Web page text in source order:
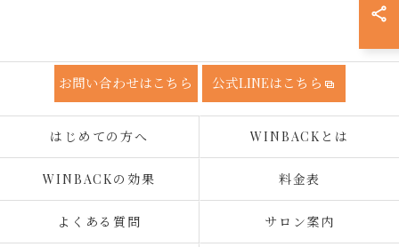
お問い合わせはこちら 公式LINEはこちら
はじめての方へ WINBACKとは
WINBACKの効果 料金表
よくある質問 サロン案内